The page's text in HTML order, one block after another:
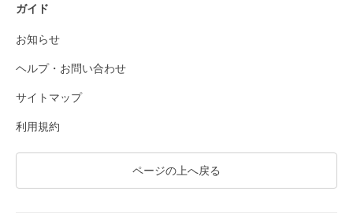
ガイド
お知らせ
ヘルプ・お問い合わせ
サイトマップ
利用規約
ページの上へ戻る